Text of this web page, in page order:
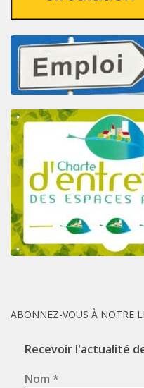
ABONNEZ-VOUS À NOTRE
Recevoir l'actualité
Nom *